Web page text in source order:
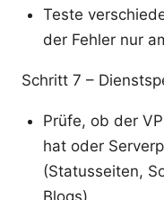
Teste
der Fehler nur
Schritt 7 –
Prüfe, ob der
hat oder
(Statusseiten,
Blogs).